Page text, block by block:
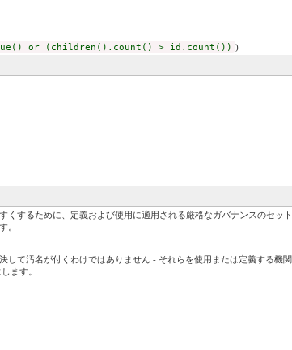
or (children().count() > id.count()) )
するために、定義および使用に適用される厳格なガバナンスのセット
。
して汚名が付くわけではありません - それらを使用または定義する機関
ます。